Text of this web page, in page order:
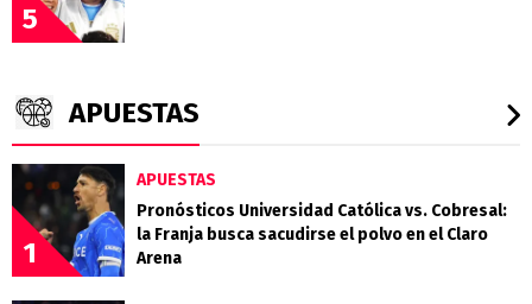
5
APUESTAS
1
APUESTAS
Pronósticos Universidad Católica vs. Cobresal:
la Franja busca sacudirse el polvo en el Claro
Arena